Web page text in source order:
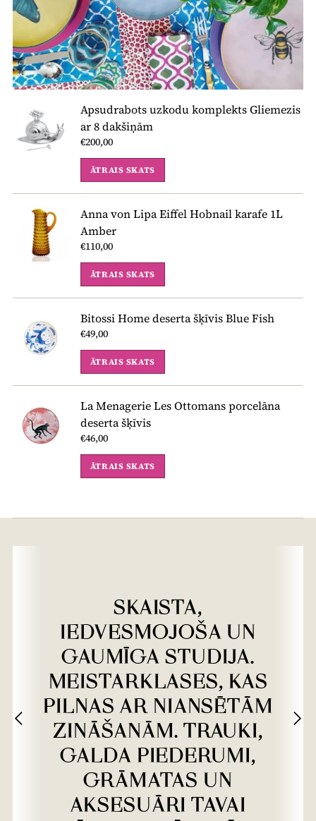
Apsudrabots uzkodu komplekts Gliemezis
ar 8 dakšiņām
€200,00
ĀTRAIS SKATS
Anna von Lipa Eiffel Hobnail karafe 1L
Amber
€110,00
ĀTRAIS SKATS
Bitossi Home deserta šķīvis Blue Fish
€49,00
ĀTRAIS SKATS
La Menagerie Les Ottomans porcelāna
deserta šķīvis
€46,00
ĀTRAIS SKATS
SKAISTA,
IEDVESMOJOŠA UN
GAUMĪGA STUDIJA.
MEISTARKLASES, KAS
PILNAS AR NIANSĒTĀM
ZINĀŠANĀM. TRAUKI,
GALDA PIEDERUMI,
GRĀMATAS UN
AKSESUĀRI TAVAI